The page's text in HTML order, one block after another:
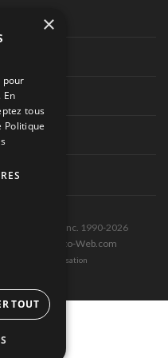
Position inc. 1990-2026
Montréal-Photo-Web.com
d’utilisation
×
pour
tous
Politique
TOUT